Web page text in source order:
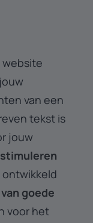
website
van een
tekst is
jouw
stimuleren
ontwikkeld
goede
voor het